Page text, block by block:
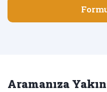
Aramanıza